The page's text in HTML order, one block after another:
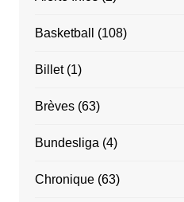
Basketball (108)
Billet(1)
Brèves(63)
Bundesliga (4)
Chronique(63)